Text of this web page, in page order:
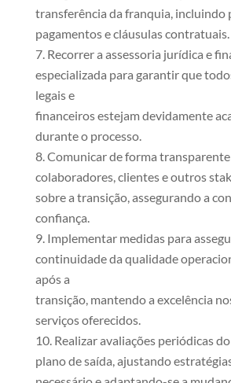
transferência da franquia, incluindo
pagamentos e cláusulas contratuais.
Recorrer a assessoria jurídica e
especializada para garantir que
legais e
financeiros estejam devidamente
durante o processo.
Comunicar de forma
colaboradores, clientes e outros
sobre a transição, assegurando a
confiança.
Implementar medidas para
continuidade da qualidade
após a
transição, mantendo a excelência
serviços oferecidos.
Realizar avaliações periódicas
plano de saída, ajustando